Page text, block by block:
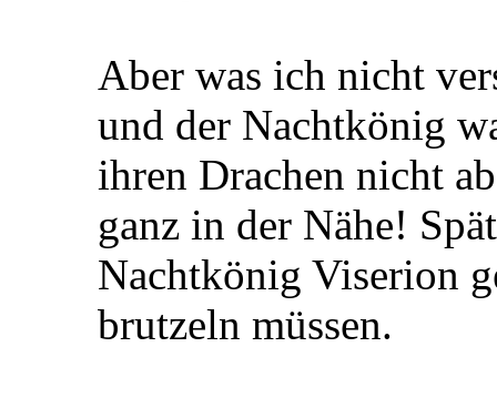
Aber was ich nicht
und der Nachtkönig
ihren Drachen nicht
ganz in der Nähe!
Nachtkönig Viserion
brutzeln müssen.